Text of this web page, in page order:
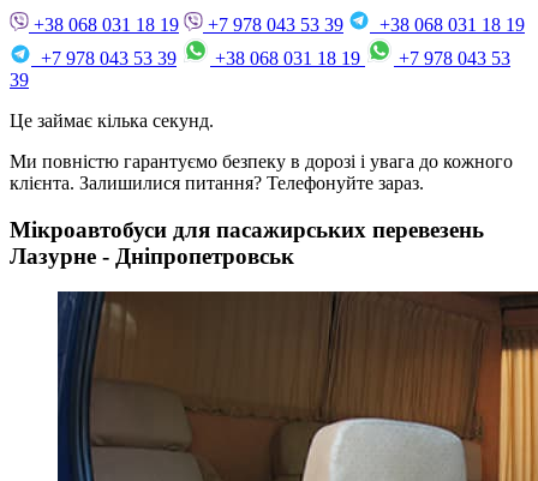
+38 068 031 18 19 +7 978 043 53 39
+38 068 031 18 19
+7 978 043 53 39
+38 068 031 18 19
+7 978 043 53
39
Це займає кілька секунд.
Ми повністю гарантуємо безпеку в дорозі і увага до кожного
клієнта. Залишилися питання? Телефонуйте зараз.
Мікроавтобуси для пасажирських перевезень
Лазурне - Дніпропетровськ